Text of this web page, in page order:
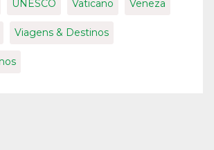
UNESCO Vaticano Veneza
Viagens & Destinos